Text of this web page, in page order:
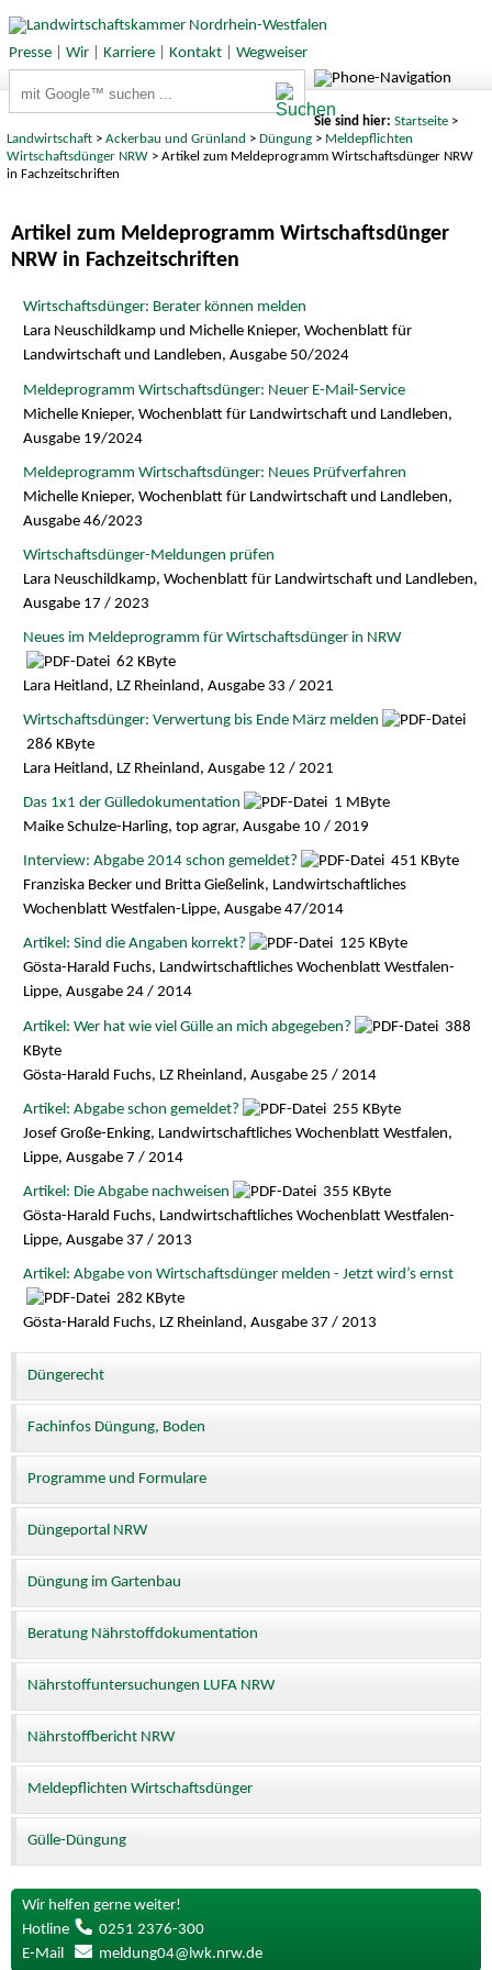
Presse| Wir| Karriere| Kontakt| Wegweiser
Sie sind hier: Startseite>
Landwirtschaft >Ackerbau und Grünland >Düngung > Meldepflichten
Wirtschaftsdünger NRW > Artikel zum Meldeprogramm Wirtschaftsdünger NRW
in Fachzeitschriften
Artikel zum Meldeprogramm Wirtschaftsdünger
NRW in Fachzeitschriften
Wirtschaftsdünger: Berater können melden
Lara Neuschildkamp und Michelle Knieper, Wochenblatt für
Landwirtschaft und Landleben, Ausgabe 50/2024
Meldeprogramm Wirtschaftsdünger: Neuer E-Mail-Service
Michelle Knieper, Wochenblatt für Landwirtschaft und Landleben,
Ausgabe 19/2024
Meldeprogramm Wirtschaftsdünger: Neues Prüfverfahren
Michelle Knieper, Wochenblatt für Landwirtschaft und Landleben,
Ausgabe 46/2023
Wirtschaftsdünger-Meldungen prüfen
Lara Neuschildkamp, Wochenblatt für Landwirtschaft und Landleben,
Ausgabe 17 / 2023
Neues im Meldeprogramm für Wirtschaftsdünger in NRW
62 KByte
Lara Heitland, LZ Rheinland, Ausgabe 33 / 2021
Wirtschaftsdünger: Verwertung bis Ende März melden
286 KByte
Lara Heitland, LZ Rheinland, Ausgabe 12 / 2021
Das 1x1 der Gülledokumentation
1 MByte
Maike Schulze-Harling, top agrar, Ausgabe 10 / 2019
Interview: Abgabe 2014 schon gemeldet?
451 KByte
Franziska Becker und Britta Gießelink, Landwirtschaftliches
Wochenblatt Westfalen-Lippe, Ausgabe 47/2014
Artikel: Sind die Angaben korrekt?
125 KByte
Gösta-Harald Fuchs, Landwirtschaftliches Wochenblatt Westfalen-
Lippe, Ausgabe 24 / 2014
Artikel: Wer hat wie viel Gülle an mich abgegeben?
388
KByte
Gösta-Harald Fuchs, LZ Rheinland, Ausgabe 25 / 2014
Artikel: Abgabe schon gemeldet?
255 KByte
Josef Große-Enking, Landwirtschaftliches Wochenblatt Westfalen,
Lippe, Ausgabe 7 / 2014
Artikel: Die Abgabe nachweisen
355 KByte
Gösta-Harald Fuchs, Landwirtschaftliches Wochenblatt Westfalen-
Lippe, Ausgabe 37 / 2013
Artikel: Abgabe von Wirtschaftsdünger melden - Jetzt wird’s ernst
282 KByte
Gösta-Harald Fuchs, LZ Rheinland, Ausgabe 37 / 2013
Düngerecht
Fachinfos Düngung, Boden
Programme und Formulare
Düngeportal NRW
Düngung im Gartenbau
Beratung Nährstoffdokumentation
Nährstoffuntersuchungen LUFA NRW
Nährstoffbericht NRW
Meldepflichten Wirtschaftsdünger
Gülle-Düngung
Wir helfen gerne weiter!
Hotline
0251 2376-300
E-Mail
meldung04@lwk.nrw.de